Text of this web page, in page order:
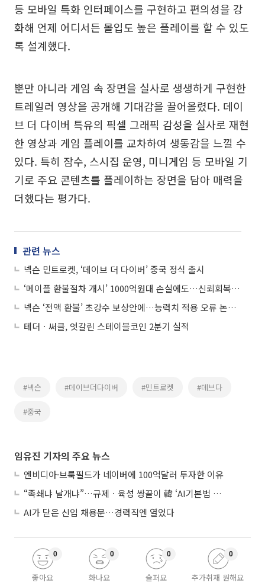
등 모바일 특화 인터페이스를 구현하고 편의성을 강
화해 언제 어디서든 몰입도 높은 플레이를 할 수 있도
록 설계했다.
뿐만 아니라 게임 속 장면을 실사로 생생하게 구현한
트레일러 영상을 공개해 기대감을 끌어올렸다. 데이
브 더 다이버 특유의 픽셀 그래픽 감성을 실사로 재현
한 영상과 게임 플레이를 교차하여 생동감을 느낄 수
있다. 특히 잠수, 스시집 운영, 미니게임 등 모바일 기
기로 주요 콘텐츠를 플레이하는 장면을 담아 매력을
더했다는 평가다.
관련 뉴스
넥슨 민트로켓, ‘데이브 더 다이버’ 중국 정식 출시
‘메이플 환불절차 개시’ 1000억원대 손실에도…신뢰회복 팔걷은 넥슨
넥슨 ‘전액 환불’ 초강수 보상안에…능력치 적용 오류 논란 일단락
테더ㆍ써클, 엇갈린 스테이블코인 2분기 실적
#넥슨 #데이브더다이버 #민트로켓 #데브다
#중국
임유진 기자의 주요 뉴스
엔비디아·브룩필드가 네이버에 100억달러 투자한 이유
“족쇄냐 날개냐”…규제ㆍ육성 쌍끌이 韓 ‘AI기본법 개정안’ 오늘 시행
AI가 닫은 신입 채용문…경력직엔 열었다
좋아요
0
화나요
0
슬퍼요
0
추가취재 원해요
0